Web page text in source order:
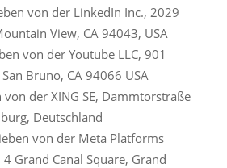
von der LinkedIn Inc., 2029
View, CA 94043, USA
von der Youtube LLC, 901
Bruno, CA 94066 USA
von der XING SE, Dammtorstraße
Deutschland
von der Meta Platforms
Grand Canal Square, Grand